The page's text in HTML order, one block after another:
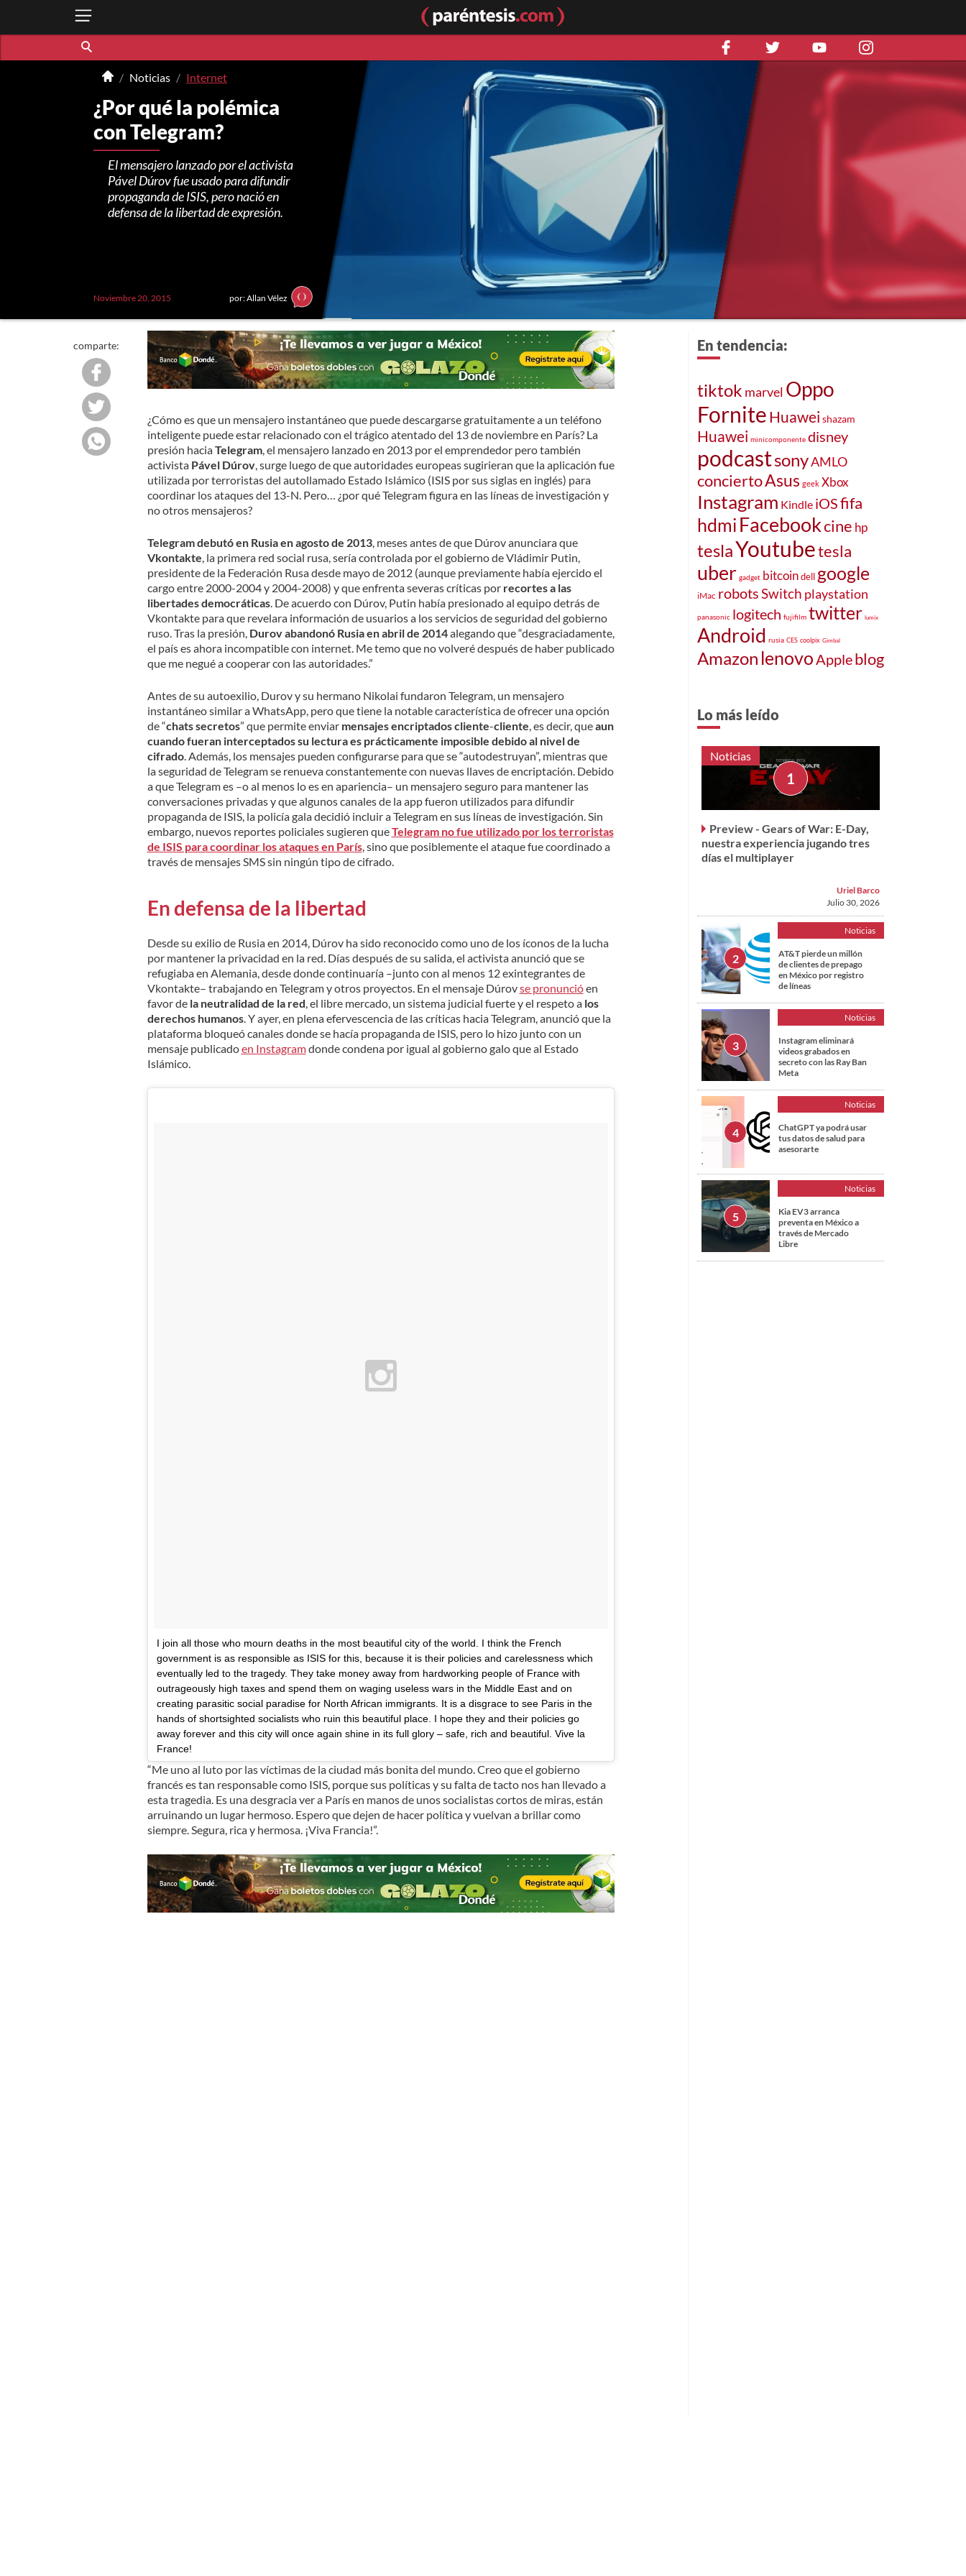
Noticias Internet
¿Por qué la polémica
con Telegram?
El mensajero lanzado por el activista
Pável Dúrov fue usado para difundir
propaganda de ISIS, pero nació en
defensa de la libertad de expresión.
Noviembre 20, 2015 por: Allan Vélez
comparte:
¿Cómo es que un mensajero instantáneo que puede descargarse gratuitamente a un teléfono
inteligente puede estar relacionado con el trágico atentado del 13 de noviembre en París? La
presión haciaTelegram, el mensajero lanzado en 2013 por el emprendedor pero también
activista Pável Dúrov, surge luego de que autoridades europeas sugirieran que la aplicación fue
utilizada por terroristas del autollamado Estado Islámico (ISIS por sus siglas en inglés) para
coordinar los ataques del 13-N. Pero… ¿por qué Telegram figura en las líneas de investigación y
no otros mensajeros?
Telegram debutó en Rusia en agosto de 2013, meses antes de que Dúrov anunciara que
Vkontakte , la primera red social rusa, sería controlada por el gobierno de Vládimir Putin,
presidente de la Federación Rusa desde mayo de 2012 (aunque previamente había ejercido el
cargo entre 2000-2004 y 2004-2008) y que enfrenta severas críticas por recortes a las
libertades democráticas. De acuerdo con Dúrov, Putin había presionado al equipo detrás de
Vkontakte para que revelara información de usuarios a los servicios de seguridad del gobierno
ruso. Tras la presión, Durov abandonó Rusia en abril de 2014alegando que “desgraciadamente,
el país es ahora incompatible con internet. Me temo que no volveré después de haber publicado
que me negué a cooperar con las autoridades.”
Antes de su autoexilio, Durov y su hermano Nikolai fundaron Telegram, un mensajero
instantáneo similar a WhatsApp, pero que tiene la notable característica de ofrecer una opción
de “chats secretos” que permite enviar mensajes encriptados cliente-cliente , es decir, queaun
cuando fueran interceptados su lectura es prácticamente imposible debido al nivel de
cifrado. Además, los mensajes pueden configurarse para que se “autodestruyan”, mientras que
la seguridad de Telegram se renueva constantemente con nuevas llaves de encriptación. Debido
a que Telegram es –o al menos lo es en apariencia– un mensajero seguro para mantener las
conversaciones privadas y que algunos canales de la app fueron utilizados para difundir
propaganda de ISIS, la policía gala decidió incluir a Telegram en sus líneas de investigación. Sin
embargo, nuevos reportes policiales sugieren queTelegram no fue utilizado por los terroristas
de ISIS para coordinar los ataques en París, sino que posiblemente el ataque fue coordinado a
través de mensajes SMS sin ningún tipo de cifrado.
En defensa de la libertad
Desde su exilio de Rusia en 2014, Dúrov ha sido reconocido como uno de los íconos de la lucha
por mantener la privacidad en la red. Días después de su salida, el activista anunció que se
refugiaba en Alemania, desde donde continuaría –junto con al menos 12 exintegrantes de
Vkontakte– trabajando en Telegram y otros proyectos. En el mensaje Dúrovse pronuncióen
favor de la neutralidad de la red , el libre mercado, un sistema judicial fuerte y el respeto a los
derechos humanos. Y ayer, en plena efervescencia de las críticas hacia Telegram, anunció que la
plataforma bloqueó canales donde se hacía propaganda de ISIS, pero lo hizo junto con un
mensaje publicadoen Instagramdonde condena por igual al gobierno galo que al Estado
Islámico.
I join all those who mourn deaths in the most beautiful city of the world. I think the French
government is as responsible as ISIS for this, because it is their policies and carelessness which
eventually led to the tragedy. They take money away from hardworking people of France with
outrageously high taxes and spend them on waging useless wars in the Middle East and on
creating parasitic social paradise for North African immigrants. It is a disgrace to see Paris in the
hands of shortsighted socialists who ruin this beautiful place. I hope they and their policies go
away forever and this city will once again shine in its full glory – safe, rich and beautiful. Vive la
France!
“Me uno al luto por las víctimas de la ciudad más bonita del mundo. Creo que el gobierno
francés es tan responsable como ISIS, porque sus políticas y su falta de tacto nos han llevado a
esta tragedia. Es una desgracia ver a París en manos de unos socialistas cortos de miras, están
arruinando un lugar hermoso. Espero que dejen de hacer política y vuelvan a brillar como
siempre. Segura, rica y hermosa. ¡Viva Francia!”.
En tendencia:
tiktok marvel Oppo
ForniteHuawei shazam
Huawei minicomponente disney
podcastsonyAMLO
conciertoAsus geek Xbox
Instagram Kindle iOSfifa
hdmi Facebookcine hp
teslaYoutubetesla
uber gadget bitcoindell google
iMac robotsSwitch playstation
panasonic logitech fujifilm twitter lumix
Android rusia CES coolpix Gimbal
Amazon lenovoAppleblog
Lo más leído
Noticias
Preview - Gears of War: E-Day,
nuestra experiencia jugando tres
días el multiplayer
Uriel Barco
Julio 30, 2026
Noticias
AT&T pierde un millón
de clientes de prepago
en México por registro
de líneas
Noticias
Instagram eliminará
videos grabados en
secreto con las Ray Ban
Meta
Noticias
ChatGPT ya podrá usar
tus datos de salud para
asesorarte
Noticias
Kia EV3 arranca
preventa en México a
través de Mercado
Libre